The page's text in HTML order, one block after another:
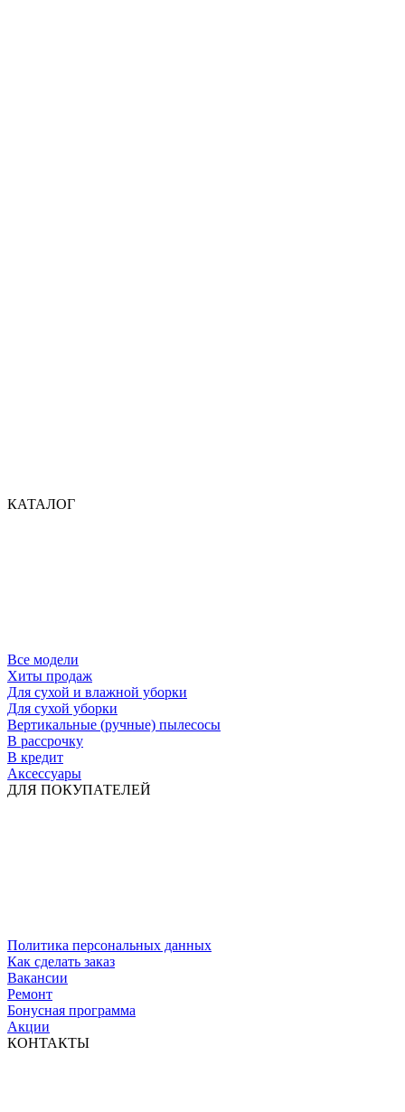
КАТАЛОГ
Все модели
Хиты продаж
Для сухой и влажной уборки
Для сухой уборки
Вертикальные (ручные) пылесосы
В рассрочку
В кредит
Аксессуары
ДЛЯ ПОКУПАТЕЛЕЙ
Политика персональных данных
Как сделать заказ
Вакансии
Ремонт
Бонусная программа
Акции
КОНТАКТЫ